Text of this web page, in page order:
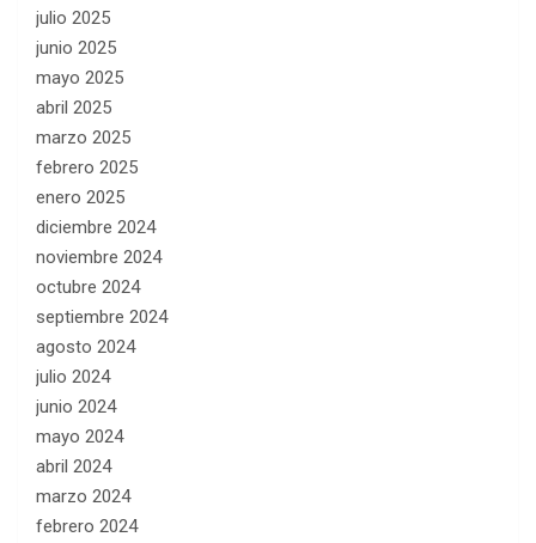
julio 2025
junio 2025
mayo 2025
abril 2025
marzo 2025
febrero 2025
enero 2025
diciembre 2024
noviembre 2024
octubre 2024
septiembre 2024
agosto 2024
julio 2024
junio 2024
mayo 2024
abril 2024
marzo 2024
febrero 2024